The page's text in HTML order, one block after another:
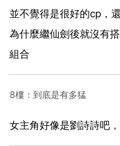
並不覺得是很好的cp，
為什麼繼仙劍後就沒有
組合
8樓：到底是有多猛
女主角好像是劉詩詩吧